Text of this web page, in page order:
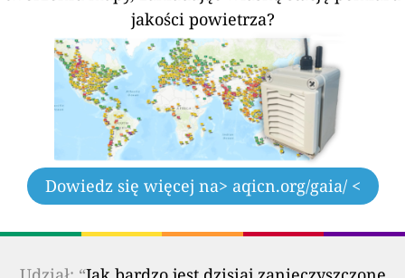
jakości powietrza?
Dowiedz się więcej na> aqicn.org/gaia/ <